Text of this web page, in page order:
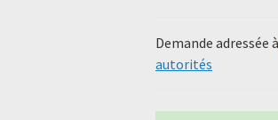
Demande adressée à
autorités